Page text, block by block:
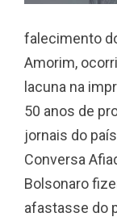
falecimento
Amorim,
lacuna na
50 anos de
jornais do
Conversa
Bolsonaro
afastasse do